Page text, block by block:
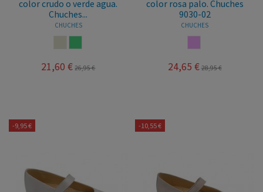
color crudo o verde agua.
Chuches...
CHUCHES
21,60 € 26,95 €
color rosa palo. Chuches
9030-02
CHUCHES
24,65 € 28,95 €
-9,95 € -10,55 €